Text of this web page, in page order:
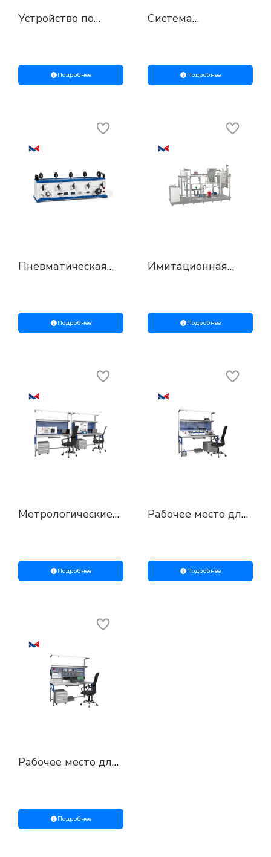
Устройство по
Подробнее
Система
Подробнее
Пневматическая
Подробнее
Имитационная
Подробнее
Метрологические
Подробнее
Рабочее место для
Подробнее
Рабочее место для
собой современную
программно
Подробнее